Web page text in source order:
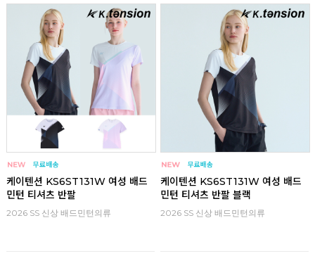
케이텐션 KS6ST131W 여성 배드
민턴 티셔츠 반팔
2026 SS 신상 배드민턴의류
케이텐션 KS6ST131W 여성 배드
민턴 티셔츠 반팔 블랙
2026 SS 신상 배드민턴의류